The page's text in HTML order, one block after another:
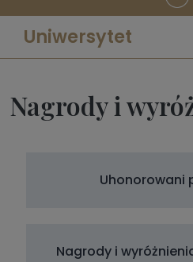
Uniwersytet
Nagrody i
Uhonorowani
Nagrody i